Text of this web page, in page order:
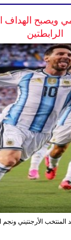
ويصبح الهداف
الرابطتين
المنتخب الأرجنتيني ونجم